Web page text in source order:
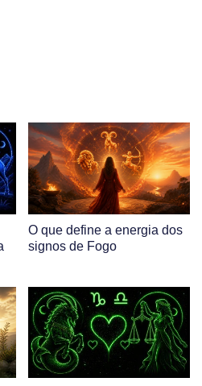
O que define a energia dos
signos de Fogo